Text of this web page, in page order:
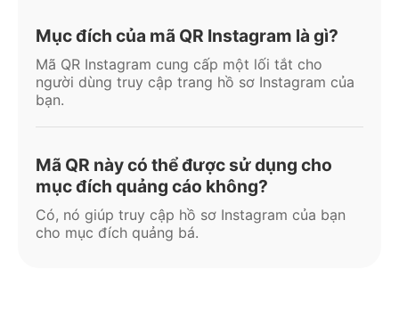
Mục đích của mã QR Instagram là gì?
Mã QR Instagram cung cấp một lối tắt cho
người dùng truy cập trang hồ sơ Instagram của
bạn.
Mã QR này có thể được sử dụng cho
mục đích quảng cáo không?
Có, nó giúp truy cập hồ sơ Instagram của bạn
cho mục đích quảng bá.